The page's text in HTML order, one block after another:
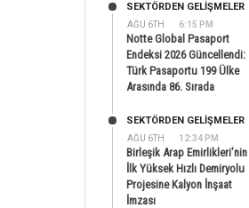
AĞU 6TH 6:15 PM
SEKTÖRDEN GELIŞMELER
Notte Global Pasaport
Endeksi 2026 Güncellendi:
Türk Pasaportu 199 Ülke
Arasında 86. Sırada
AĞU 6TH 12:34 PM
SEKTÖRDEN GELIŞMELER
Birleşik Arap Emirlikleri’nin
İlk Yüksek Hızlı Demiryolu
Projesine Kalyon İnşaat
İmzası